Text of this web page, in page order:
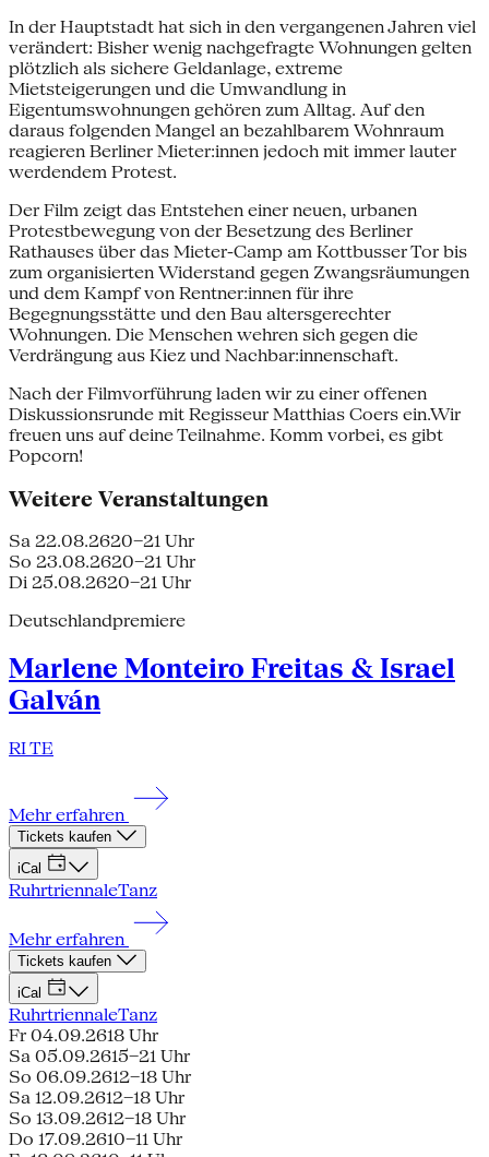
In der Hauptstadt hat sich in den vergangenen Jahren viel
verändert: Bisher wenig nachgefragte Wohnungen gelten
plötzlich als sichere Geldanlage, extreme
Mietsteigerungen und die Umwandlung in
Eigentumswohnungen gehören zum Alltag. Auf den
daraus folgenden Mangel an bezahlbarem Wohnraum
reagieren Berliner Mieter:innen jedoch mit immer lauter
werdendem Protest.
Der Film zeigt das Entstehen einer neuen, urbanen
Protestbewegung von der Besetzung des Berliner
Rathauses über das Mieter-Camp am Kottbusser Tor bis
zum organisierten Widerstand gegen Zwangsräumungen
und dem Kampf von Rentner:innen für ihre
Begegnungsstätte und den Bau altersgerechter
Wohnungen. Die Menschen wehren sich gegen die
Verdrängung aus Kiez und Nachbar:innenschaft.
Nach der Filmvorführung laden wir zu einer offenen
Diskussionsrunde mit Regisseur Matthias Coers ein.Wir
freuen uns auf deine Teilnahme. Komm vorbei, es gibt
Popcorn!
Weitere Veranstaltungen
Sa 22.08.2620–21 Uhr
So 23.08.2620–21 Uhr
Di 25.08.2620–21 Uhr
Deutschlandpremiere
Marlene Monteiro Freitas & Israel
Galván
RI TE
Mehr erfahren
Tickets kaufen
iCal
RuhrtriennaleTanz
Mehr erfahren
Tickets kaufen
iCal
RuhrtriennaleTanz
Fr 04.09.2618 Uhr
Sa 05.09.2615–21 Uhr
So 06.09.2612–18 Uhr
Sa 12.09.2612–18 Uhr
So 13.09.2612–18 Uhr
Do 17.09.2610–11 Uhr